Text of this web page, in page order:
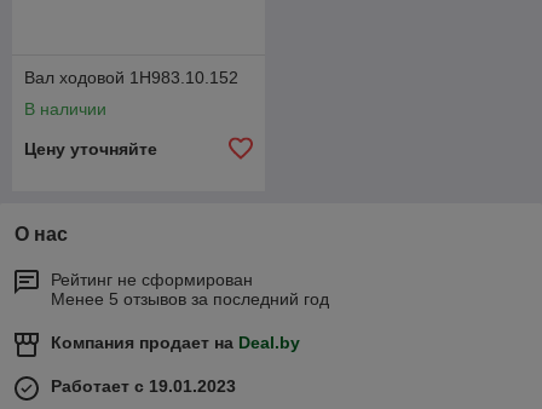
Вал ходовой 1Н983.10.152
В наличии
Цену уточняйте
О нас
Рейтинг не сформирован
Менее 5 отзывов за последний год
Компания продает на Deal.by
Работает с 19.01.2023